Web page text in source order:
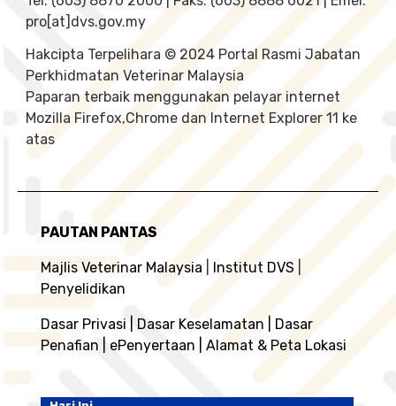
pro[at]dvs.gov.my
Hakcipta Terpelihara © 2024 Portal Rasmi Jabatan
Perkhidmatan Veterinar Malaysia
Paparan terbaik menggunakan pelayar internet
Mozilla Firefox,Chrome dan Internet Explorer 11 ke
atas
PAUTAN PANTAS
Majlis Veterinar Malaysia Institut DVS
Penyelidikan
Dasar Privasi Dasar Keselamatan
Dasar
Penafian
ePenyertaan |Alamat & Peta Lokasi